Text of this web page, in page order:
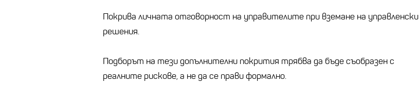
Покрива личната отговорност на управителите при вземане на управленски
решения.
Подборът на тези допълнителни покрития трябва да бъде съобразен с
реалните рискове, а не да се прави формално.